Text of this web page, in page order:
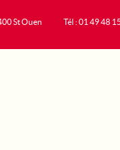
St Ouen
Tél : 01 49 48